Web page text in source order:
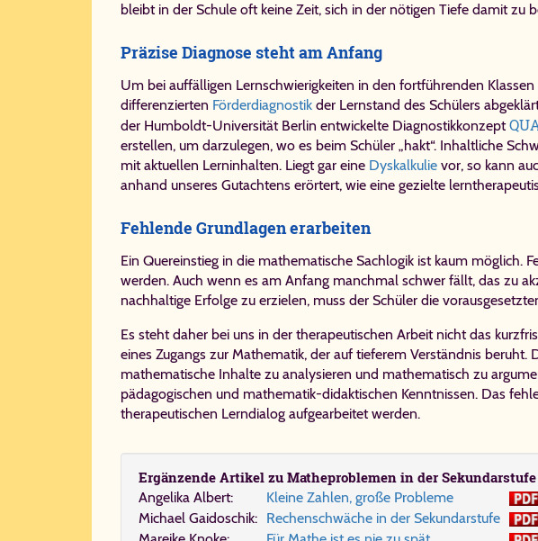
bleibt in der Schule oft keine Zeit, sich in der nötigen Tiefe damit
Präzise Diagnose steht am Anfang
Um bei auffälligen Lernschwierigkeiten in den fortführenden
differenzierten Förderdiagnostik der Lernstand des Schülers
der Humboldt-Universität Berlin entwickelte Diagnostikkonzept
erstellen, um darzulegen, wo es beim Schüler „hakt“. Inhaltliche
mit aktuellen Lerninhalten. Liegt gar eine Dyskalkulie vor, so kann
anhand unseres Gutachtens erörtert, wie eine gezielte
Fehlende Grundlagen erarbeiten
Ein Quereinstieg in die mathematische Sachlogik ist kaum möglich.
werden. Auch wenn es am Anfang manchmal schwer fällt, das zu
nachhaltige Erfolge zu erzielen, muss der Schüler die
Es steht daher bei uns in der therapeutischen Arbeit nicht das
eines Zugangs zur Mathematik, der auf tieferem Verständnis
mathematische Inhalte zu analysieren und mathematisch zu
pädagogischen und mathematik-didaktischen Kenntnissen. Das
therapeutischen Lerndialog aufgearbeitet werden.
Er­gän­zen­de Ar­ti­kel zu Ma­the­pro­ble­men in der Se­kun­dar­stu­fe
An­ge­li­ka Al­bert:
Klei­ne Zah­len, gro­ße Pro­ble­me
Mi­cha­el Gai­do­schik: Re­chen­schwä­che in der Se­kun­dar­stu­fe